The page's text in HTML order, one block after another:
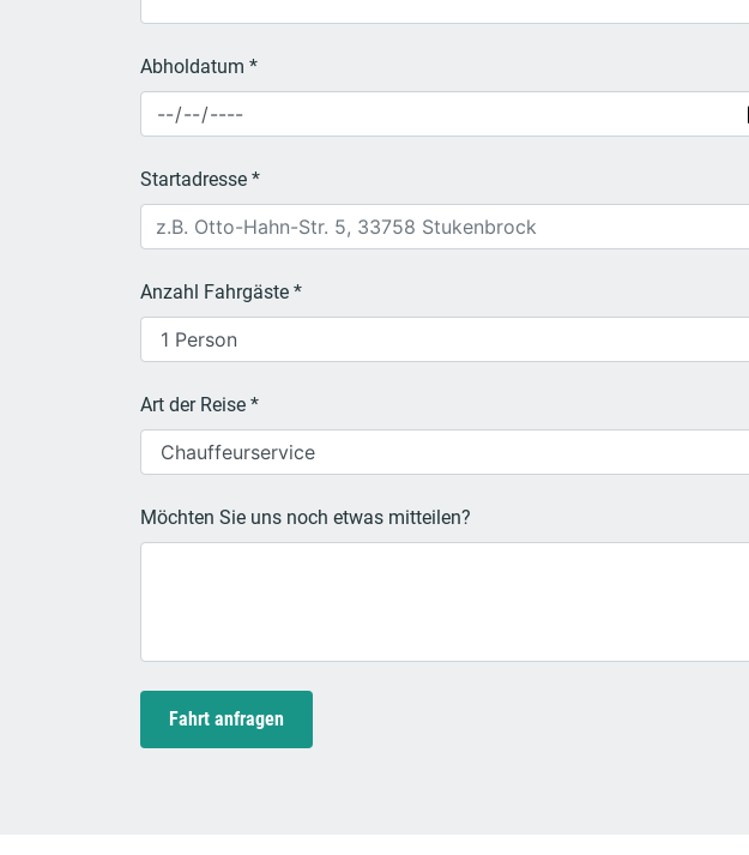
Abholdatum *
Startadresse *
Anzahl Fahrgäste *
Art der Reise *
Möchten Sie uns noch etwas mitteilen?